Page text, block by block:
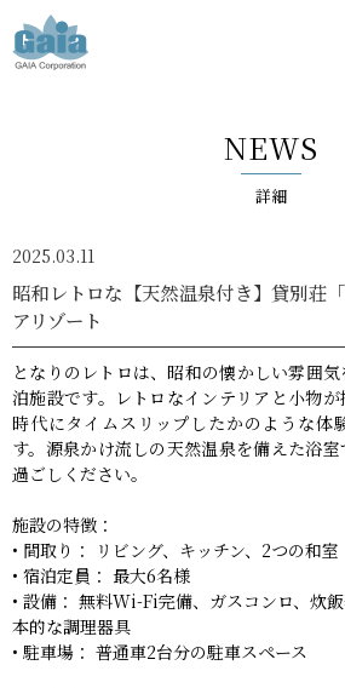
ア -
GAIA
Corporation
-
NEWS
詳細
2025.03.11
昭和レトロな【天然温泉付き】貸別荘
アリゾート
となりのレトロは、昭和の懐かしい雰囲
泊施設です。レトロなインテリアと小物
時代にタイムスリップしたかのような体
す。源泉かけ流しの天然温泉を備えた浴
過ごしください。
施設の特徴：
• 間取り： リビング、キッチン、2つの和室
• 宿泊定員： 最大6名様
• 設備： 無料Wi-Fi完備、ガスコンロ、炊
本的な調理器具
• 駐車場： 普通車2台分の駐車スペース